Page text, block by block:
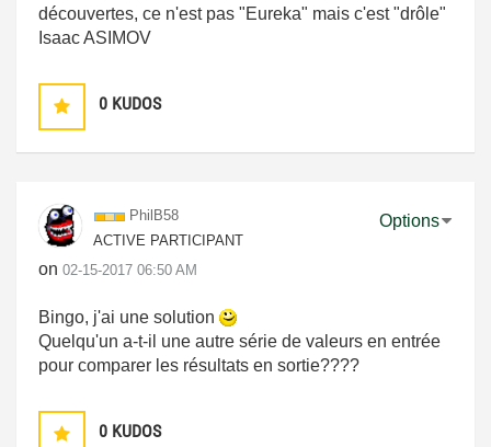
découvertes, ce n'est pas "Eureka" mais c'est "drôle"
Isaac ASIMOV
0 KUDOS
PhilB58
ACTIVE PARTICIPANT
on ‎02-15-2017 06:50 AM
Options
Bingo, j'ai une solution
Quelqu'un a-t-il une autre série de valeurs en entrée
pour comparer les résultats en sortie????
0 KUDOS